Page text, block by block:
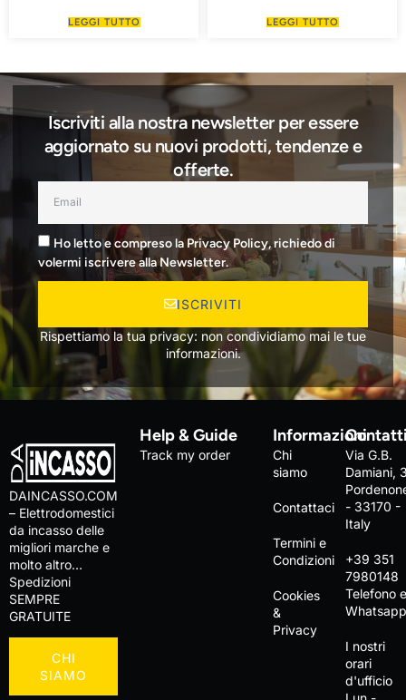
LEGGI TUTTO LEGGI TUTTO
Iscriviti alla nostra newsletter per essere
aggiornato su nuovi prodotti, tendenze e
offerte.
Ho letto e compreso la Privacy Policy, richiedo di
volermi iscrivere alla Newsletter.
ISCRIVITI
Rispettiamo la tua privacy: non condividiamo mai le tue
informazioni.
DAINCASSO.COM
– Elettrodomestici
da incasso delle
migliori marche e
molto altro…
Spedizioni
SEMPRE
GRATUITE
CHI
SIAMO
Help & Guide
Track my order
Informazioni
Chi
siamo
Contattaci
Termini e
Condizioni
Cookies
&
Privacy
Via G.B.
Damiani,
- 33170 -
Italy
+39 351
7980148
Telefono
I nostri
orari
d'ufficio